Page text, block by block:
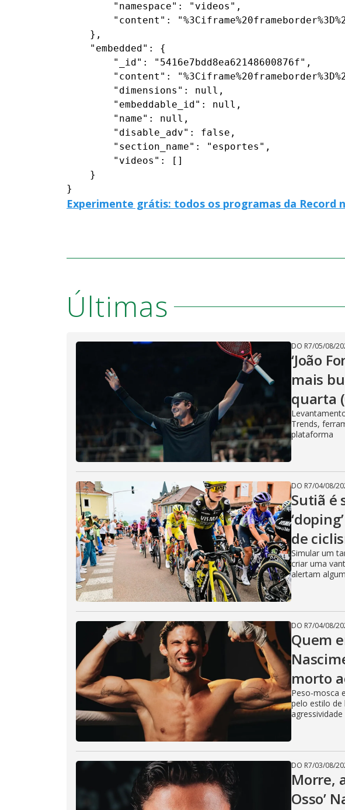
        "namespace": "videos",
"content":
    },
    "embedded": {
        "_id": "5416e7bdd8ea62148600876f",
"content":
        "dimensions": null,
        "embeddable_id": null,
        "name": null,
        "disable_adv": false,
        "section_name": "esportes",
        "videos": []
    }
}
Experimente grátis: todos os programas da Record
Últimas
DO R7/05/08/
‘João
mais
quarta
Trends,
plataforma
DO R7/04/08/
Sutiã é
de
Simular um
criar uma
alertam
DO R7/04/08/
Quem
morto
Peso-mosca
pelo estilo
agressividade
DO R7/03/08/
Morre,
Osso’